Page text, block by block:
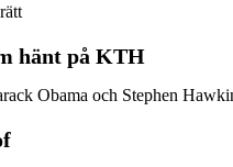
hänt på KTH
Obama och Stephen